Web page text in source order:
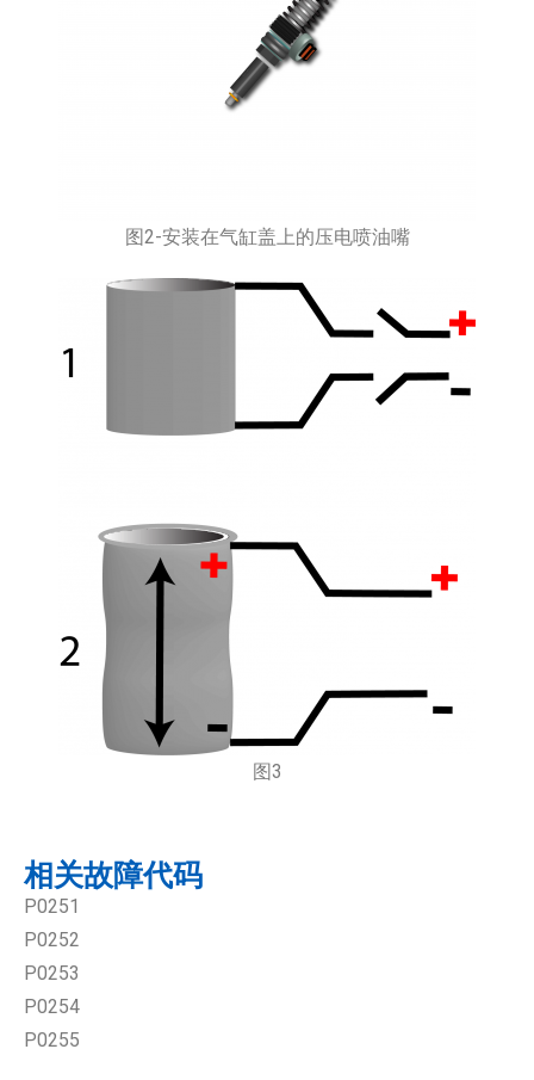
图2-安装在气缸盖上的压电喷油嘴
图3
相关故障代码
P0251
P0252
P0253
P0254
P0255